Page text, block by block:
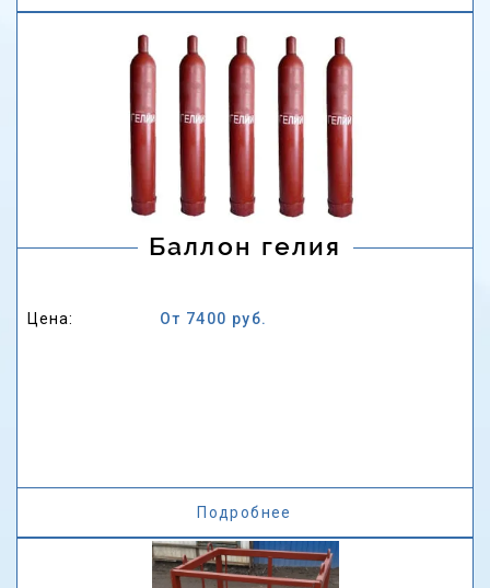
Баллон гелия
Цена: От 7400 руб.
Подробнее